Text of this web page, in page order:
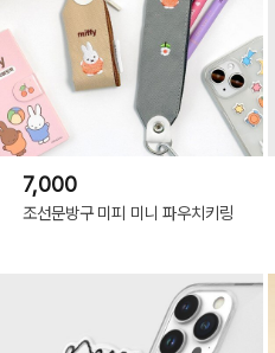
7,000
조선문방구 미피 미니 파우치키링